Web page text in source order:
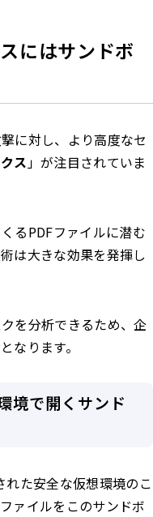
にはサンドボ
に対し、より高度なセ
ス」が注目されていま
るPDFファイルに潜む
は大きな効果を発揮し
を分析できるため、企
なります。
境で開くサンド
た安全な仮想環境のこ
ァイルをこのサンドボ